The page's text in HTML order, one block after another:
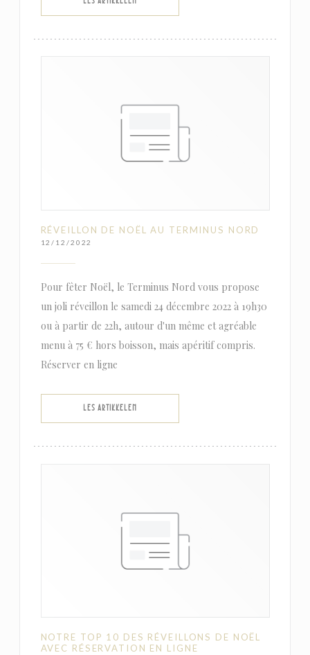
RÉVEILLON DE NOËL AU TERMINUS NORD
12/12/2022
Pour fêter Noël, le Terminus Nord vous propose
un joli réveillon le samedi 24 décembre 2022 à 19h30
ou à partir de 22h, autour d'un même et agréable
menu à 75 € hors boisson, mais apéritif compris.
Réserver en ligne
LES ARTIKKELEN
NOTRE TOP 10 DES RÉVEILLONS DE NOËL
AVEC RÉSERVATION EN LIGNE